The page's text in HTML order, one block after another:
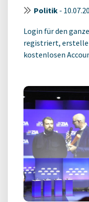
Politik -
Login für den
registriert,
kostenlosen